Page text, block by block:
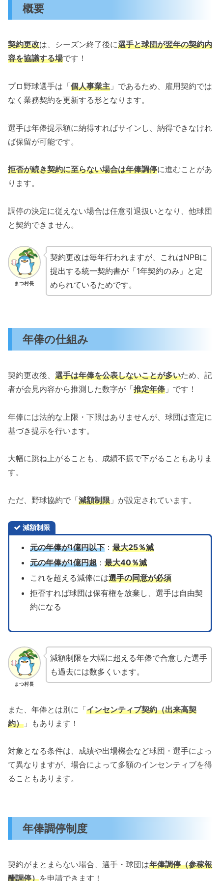
概要
契約更改は、シーズン終了後に選手と球団が翌年の契約内
容を協議する場です！
プロ野球選手は「個人事業主 」であるため、雇用契約では
なく業務契約を更新する形となります。
選手は年俸提示額に納得すればサインし、納得できなけれ
ば保留が可能です。
拒否が続き契約に至らない場合は年俸調停に進むことがあ
ります。
調停の決定に従えない場合は任意引退扱いとなり、他球団
と契約できません。
まつ村長
契約更改は毎年行われますが、これはNPBに
提出する統一契約書が「1年契約のみ」と定
められているためです。
年俸の仕組み
契約更改後、 選手は年俸を公表しないことが多いため、記
者が会見内容から推測した数字が「推定年俸 」です！
年俸には法的な上限・下限はありませんが、球団は査定に
基づき提示を行います。
大幅に跳ね上がることも、成績不振で下がることもありま
す。
ただ、野球協約で「減額制限 」が設定されています。
減額制限
元の年俸が1億円以下： 最大25％減
元の年俸が1億円超： 最大40％減
これを超える減俸には選手の同意が必須
拒否すれば球団は保有権を放棄し、選手は自由契
約になる
まつ村長
減額制限を大幅に超える年俸で合意した選手
も過去には数多くいます。
また、年俸とは別に「インセンティブ契約（出来高契
約） 」もあります！
対象となる条件は、成績や出場機会など球団・選手によっ
て異なりますが、場合によって多額のインセンティブを得
ることもあります。
年俸調停制度
契約がまとまらない場合、選手・球団は年俸調停（参稼報
酬調停）を申請できます！